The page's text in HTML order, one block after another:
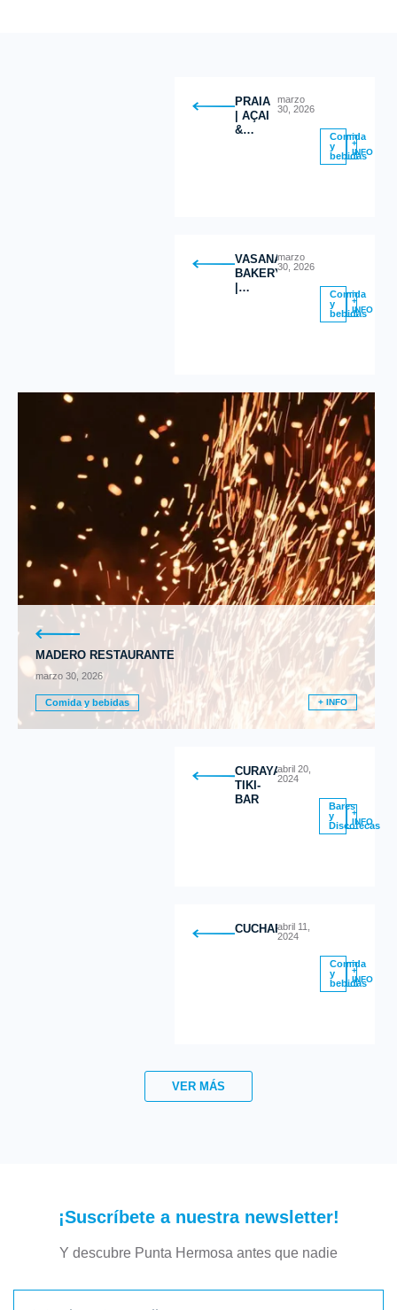
PRAIA
| AÇAI
&
marzo
30, 2026
Comida
y
bebidas
+
INFO
VASANA
BAKERY
marzo
30, 2026
Comida
y
bebidas
+
INFO
MADERO RESTAURANTE
marzo 30, 2026
Comida y bebidas + INFO
CURAYACU
TIKI-
BAR
abril 20,
2024
Bares
y
Discotecas
+
INFO
CUCHARITAS
abril 11,
2024
Comida
y
bebidas
+
INFO
VER MÁS
¡Suscríbete a nuestra newsletter!
Y descubre Punta Hermosa antes que nadie